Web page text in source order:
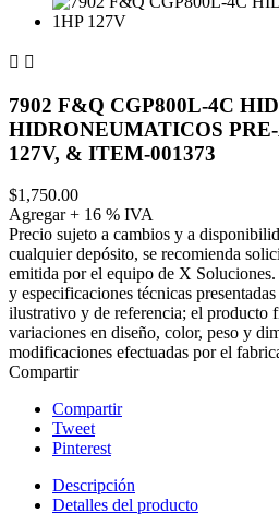
 
7902 F&Q CGP800L-4C
HIDRONEUMATICOS
127V, & ITEM-001373
$1,750.00
Agregar + 16 % IVA
Precio sujeto a cambios y a
cualquier depósito, se recomienda
emitida por el equipo de X
y especificaciones técnicas
ilustrativo y de referencia; el producto
variaciones en diseño, color, peso y
modificaciones efectuadas por el
Compartir
Compartir
Tweet
Pinterest
Descripción
Detalles del producto